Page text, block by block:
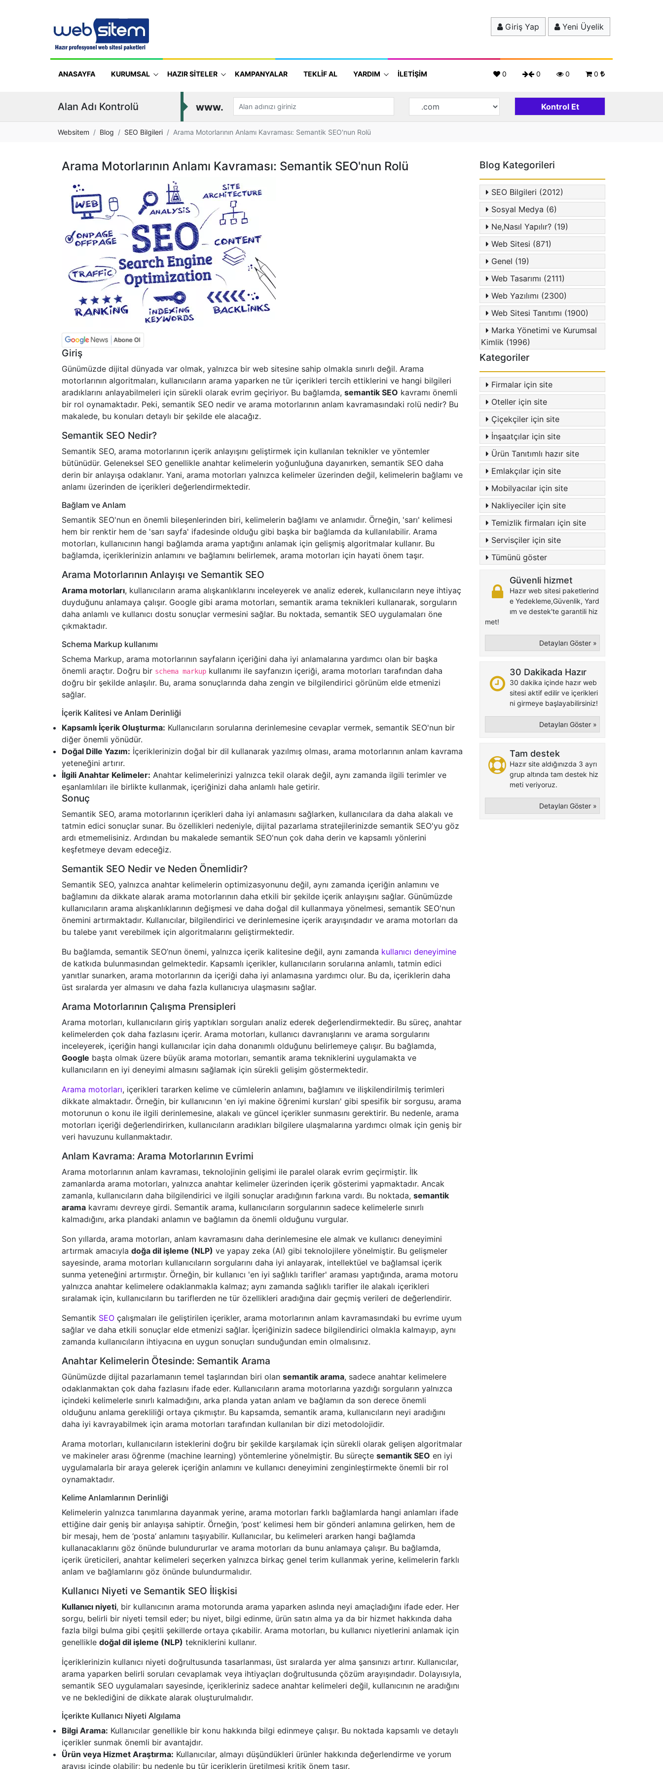
Giriş Yap Yeni Üyelik
0
0
0
0
ANASAYFA KURUMSAL HAZIR SİTELER KAMPANYALAR TEKLİF AL YARDIM İLETİŞİM
Alan Adı Kontrolü www.
Websitem Blog SEO Bilgileri Arama Motorlarının Anlamı Kavraması: Semantik SEO'nun Rolü
Arama Motorlarının Anlamı Kavraması: Semantik SEO'nun Rolü
Giriş
Günümüzde dijital dünyada var olmak, yalnızca bir web sitesine sahip olmakla sınırlı değil. Arama
motorlarının algoritmaları, kullanıcıların arama yaparken ne tür içerikleri tercih ettiklerini ve hangi bilgileri
aradıklarını anlayabilmeleri için sürekli olarak evrim geçiriyor. Bu bağlamda, semantik SEO kavramı önemli
bir rol oynamaktadır. Peki, semantik SEO nedir ve arama motorlarının anlam kavramasındaki rolü nedir? Bu
makalede, bu konuları detaylı bir şekilde ele alacağız.
Semantik SEO Nedir?
Semantik SEO, arama motorlarının içerik anlayışını geliştirmek için kullanılan teknikler ve yöntemler
bütünüdür. Geleneksel SEO genellikle anahtar kelimelerin yoğunluğuna dayanırken, semantik SEO daha
derin bir anlayışa odaklanır. Yani, arama motorları yalnızca kelimeler üzerinden değil, kelimelerin bağlamı ve
anlamı üzerinden de içerikleri değerlendirmektedir.
Bağlam ve Anlam
Semantik SEO'nun en önemli bileşenlerinden biri, kelimelerin bağlamı ve anlamıdır. Örneğin, 'sarı' kelimesi
hem bir renktir hem de 'sarı sayfa' ifadesinde olduğu gibi başka bir bağlamda da kullanılabilir. Arama
motorları, kullanıcının hangi bağlamda arama yaptığını anlamak için gelişmiş algoritmalar kullanır. Bu
bağlamda, içeriklerinizin anlamını ve bağlamını belirlemek, arama motorları için hayati önem taşır.
Arama Motorlarının Anlayışı ve Semantik SEO
Arama motorları, kullanıcıların arama alışkanlıklarını inceleyerek ve analiz ederek, kullanıcıların neye ihtiyaç
duyduğunu anlamaya çalışır. Google gibi arama motorları, semantik arama teknikleri kullanarak, sorguların
daha anlamlı ve kullanıcı dostu sonuçlar vermesini sağlar. Bu noktada, semantik SEO uygulamaları öne
çıkmaktadır.
Schema Markup kullanımı
Schema Markup, arama motorlarının sayfaların içeriğini daha iyi anlamalarına yardımcı olan bir başka
önemli araçtır. Doğru bir schema markup kullanımı ile sayfanızın içeriği, arama motorları tarafından daha
doğru bir şekilde anlaşılır. Bu, arama sonuçlarında daha zengin ve bilgilendirici görünüm elde etmenizi
sağlar.
İçerik Kalitesi ve Anlam Derinliği
Kapsamlı İçerik Oluşturma: Kullanıcıların sorularına derinlemesine cevaplar vermek, semantik SEO'nun bir
diğer önemli yönüdür.
Doğal Dille Yazım: İçeriklerinizin doğal bir dil kullanarak yazılmış olması, arama motorlarının anlam kavrama
yeteneğini artırır.
İlgili Anahtar Kelimeler: Anahtar kelimelerinizi yalnızca tekil olarak değil, aynı zamanda ilgili terimler ve
eşanlamlıları ile birlikte kullanmak, içeriğinizi daha anlamlı hale getirir.
Sonuç
Semantik SEO, arama motorlarının içerikleri daha iyi anlamasını sağlarken, kullanıcılara da daha alakalı ve
tatmin edici sonuçlar sunar. Bu özellikleri nedeniyle, dijital pazarlama stratejilerinizde semantik SEO'yu göz
ardı etmemelisiniz. Ardından bu makalede semantik SEO'nun çok daha derin ve kapsamlı yönlerini
keşfetmeye devam edeceğiz.
Semantik SEO Nedir ve Neden Önemlidir?
Semantik SEO, yalnızca anahtar kelimelerin optimizasyonunu değil, aynı zamanda içeriğin anlamını ve
bağlamını da dikkate alarak arama motorlarının daha etkili bir şekilde içerik anlayışını sağlar. Günümüzde
kullanıcıların arama alışkanlıklarının değişmesi ve daha doğal dil kullanmaya yönelmesi, semantik SEO'nun
önemini artırmaktadır. Kullanıcılar, bilgilendirici ve derinlemesine içerik arayışındadır ve arama motorları da
bu talebe yanıt verebilmek için algoritmalarını geliştirmektedir.
Bu bağlamda, semantik SEO’nun önemi, yalnızca içerik kalitesine değil, aynı zamanda kullanıcı deneyimine
de katkıda bulunmasından gelmektedir. Kapsamlı içerikler, kullanıcıların sorularına anlamlı, tatmin edici
yanıtlar sunarken, arama motorlarının da içeriği daha iyi anlamasına yardımcı olur. Bu da, içeriklerin daha
üst sıralarda yer almasını ve daha fazla kullanıcıya ulaşmasını sağlar.
Arama Motorlarının Çalışma Prensipleri
Arama motorları, kullanıcıların giriş yaptıkları sorguları analiz ederek değerlendirmektedir. Bu süreç, anahtar
kelimelerden çok daha fazlasını içerir. Arama motorları, kullanıcı davranışlarını ve arama sorgularını
inceleyerek, içeriğin hangi kullanıcılar için daha donanımlı olduğunu belirlemeye çalışır. Bu bağlamda,
Google başta olmak üzere büyük arama motorları, semantik arama tekniklerini uygulamakta ve
kullanıcıların en iyi deneyimi almasını sağlamak için sürekli gelişim göstermektedir.
Arama motorları, içerikleri tararken kelime ve cümlelerin anlamını, bağlamını ve ilişkilendirilmiş terimleri
dikkate almaktadır. Örneğin, bir kullanıcının 'en iyi makine öğrenimi kursları' gibi spesifik bir sorgusu, arama
motorunun o konu ile ilgili derinlemesine, alakalı ve güncel içerikler sunmasını gerektirir. Bu nedenle, arama
motorları içeriği değerlendirirken, kullanıcıların aradıkları bilgilere ulaşmalarına yardımcı olmak için geniş bir
veri havuzunu kullanmaktadır.
Anlam Kavrama: Arama Motorlarının Evrimi
Arama motorlarının anlam kavraması, teknolojinin gelişimi ile paralel olarak evrim geçirmiştir. İlk
zamanlarda arama motorları, yalnızca anahtar kelimeler üzerinden içerik gösterimi yapmaktadır. Ancak
zamanla, kullanıcıların daha bilgilendirici ve ilgili sonuçlar aradığının farkına vardı. Bu noktada, semantik
arama kavramı devreye girdi. Semantik arama, kullanıcıların sorgularının sadece kelimelerle sınırlı
kalmadığını, arka plandaki anlamın ve bağlamın da önemli olduğunu vurgular.
Son yıllarda, arama motorları, anlam kavramasını daha derinlemesine ele almak ve kullanıcı deneyimini
artırmak amacıyla doğa dil işleme (NLP) ve yapay zeka (AI) gibi teknolojilere yönelmiştir. Bu gelişmeler
sayesinde, arama motorları kullanıcıların sorgularını daha iyi anlayarak, intellektüel ve bağlamsal içerik
sunma yeteneğini artırmıştır. Örneğin, bir kullanıcı 'en iyi sağlıklı tarifler' araması yaptığında, arama motoru
yalnızca anahtar kelimelere odaklanmakla kalmaz; aynı zamanda sağlıklı tarifler ile alakalı içerikleri
sıralamak için, kullanıcıların bu tariflerden ne tür özellikleri aradığına dair geçmiş verileri de değerlendirir.
Semantik SEO çalışmaları ile geliştirilen içerikler, arama motorlarının anlam kavramasındaki bu evrime uyum
sağlar ve daha etkili sonuçlar elde etmenizi sağlar. İçeriğinizin sadece bilgilendirici olmakla kalmayıp, aynı
zamanda kullanıcıların ihtiyacına en uygun sonuçları sunduğundan emin olmalısınız.
Anahtar Kelimelerin Ötesinde: Semantik Arama
Günümüzde dijital pazarlamanın temel taşlarından biri olan semantik arama, sadece anahtar kelimelere
odaklanmaktan çok daha fazlasını ifade eder. Kullanıcıların arama motorlarına yazdığı sorguların yalnızca
içindeki kelimelerle sınırlı kalmadığını, arka planda yatan anlam ve bağlamın da son derece önemli
olduğunu anlama gerekliliği ortaya çıkmıştır. Bu kapsamda, semantik arama, kullanıcıların neyi aradığını
daha iyi kavrayabilmek için arama motorları tarafından kullanılan bir dizi metodolojidir.
Arama motorları, kullanıcıların isteklerini doğru bir şekilde karşılamak için sürekli olarak gelişen algoritmalar
ve makineler arası öğrenme (machine learning) yöntemlerine yönelmiştir. Bu süreçte semantik SEO en iyi
uygulamalarla bir araya gelerek içeriğin anlamını ve kullanıcı deneyimini zenginleştirmekte önemli bir rol
oynamaktadır.
Kelime Anlamlarının Derinliği
Kelimelerin yalnızca tanımlarına dayanmak yerine, arama motorları farklı bağlamlarda hangi anlamları ifade
ettiğine dair geniş bir anlayışa sahiptir. Örneğin, ‘post’ kelimesi hem bir gönderi anlamına gelirken, hem de
bir mesajı, hem de ‘posta’ anlamını taşıyabilir. Kullanıcılar, bu kelimeleri ararken hangi bağlamda
kullanacaklarını göz önünde bulundururlar ve arama motorları da bunu anlamaya çalışır. Bu bağlamda,
içerik üreticileri, anahtar kelimeleri seçerken yalnızca birkaç genel terim kullanmak yerine, kelimelerin farklı
anlam ve bağlamlarını göz önünde bulundurmalıdır.
Kullanıcı Niyeti ve Semantik SEO İlişkisi
Kullanıcı niyeti, bir kullanıcının arama motorunda arama yaparken aslında neyi amaçladığını ifade eder. Her
sorgu, belirli bir niyeti temsil eder; bu niyet, bilgi edinme, ürün satın alma ya da bir hizmet hakkında daha
fazla bilgi bulma gibi çeşitli şekillerde ortaya çıkabilir. Arama motorları, bu kullanıcı niyetlerini anlamak için
genellikle doğal dil işleme (NLP) tekniklerini kullanır.
İçeriklerinizin kullanıcı niyeti doğrultusunda tasarlanması, üst sıralarda yer alma şansınızı artırır. Kullanıcılar,
arama yaparken belirli soruları cevaplamak veya ihtiyaçları doğrultusunda çözüm arayışındadır. Dolayısıyla,
semantik SEO uygulamaları sayesinde, içerikleriniz sadece anahtar kelimeleri değil, kullanıcının ne aradığını
ve ne beklediğini de dikkate alarak oluşturulmalıdır.
İçerikte Kullanıcı Niyeti Algılama
Bilgi Arama: Kullanıcılar genellikle bir konu hakkında bilgi edinmeye çalışır. Bu noktada kapsamlı ve detaylı
içerikler sunmak önemli bir avantajdır.
Ürün veya Hizmet Araştırma: Kullanıcılar, almayı düşündükleri ürünler hakkında değerlendirme ve yorum
arayışı içinde olabilir; bu nedenle bu tür içeriklerin üretilmesi kritik önem taşır.
Blog Kategorileri
SEO Bilgileri (2012)
Sosyal Medya (6)
Ne,Nasıl Yapılır? (19)
Web Sitesi (871)
Genel (19)
Web Tasarımı (2111)
Web Yazılımı (2300)
Web Sitesi Tanıtımı (1900)
Marka Yönetimi ve Kurumsal
Kimlik (1996)
Kategoriler
Firmalar için site
Oteller için site
Çiçekçiler için site
İnşaatçılar için site
Ürün Tanıtımlı hazır site
Emlakçılar için site
Mobilyacılar için site
Nakliyeciler için site
Temizlik firmaları için site
Servisçiler için site
Tümünü göster
Güvenli hizmet
Hazır web sitesi paketlerind
e Yedekleme,Güvenlik, Yard
ım ve destek'te garantili hiz
met!
Detayları Göster »
30 Dakikada Hazır
30 dakika içinde hazır web
sitesi aktif edilir ve içerikleri
ni girmeye başlayabilirsiniz!
Detayları Göster »
Tam destek
Hazır site aldığınızda 3 ayrı
grup altında tam destek hiz
meti veriyoruz.
Detayları Göster »